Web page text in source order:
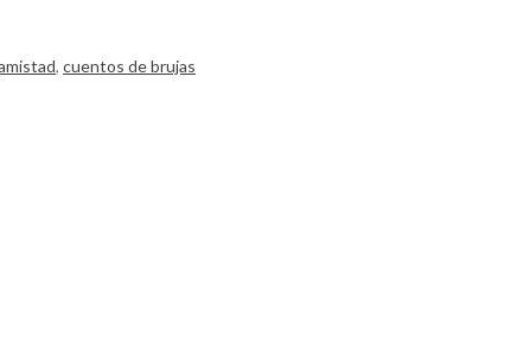
, cuentos de brujas